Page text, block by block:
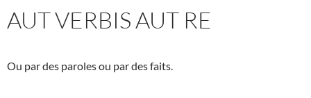
AUT VERBIS AUT RE
Ou par des paroles ou par des faits.